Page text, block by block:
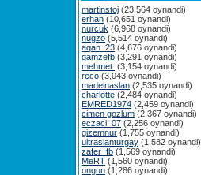
martinstoj (23,564 oynandi)
erhan (10,651 oynandi)
nurcuk (6,968 oynandi)
nügzö (5,514 oynandi)
aqan_23 (4,676 oynandi)
gamzefb (3,291 oynandi)
mehmet. (3,154 oynandi)
reco (3,043 oynandi)
madeinaslan (2,535 oynandi)
charlotte (2,484 oynandi)
EMRED1974 (2,459 oynandi)
cimen gozlum (2,367 oynandi)
eczaci_07 (2,256 oynandi)
gizemnur (1,755 oynandi)
ultraslanturgay (1,582 oynandi)
zafer_fb (1,569 oynandi)
MeRT (1,560 oynandi)
ongun (1,286 oynandi)